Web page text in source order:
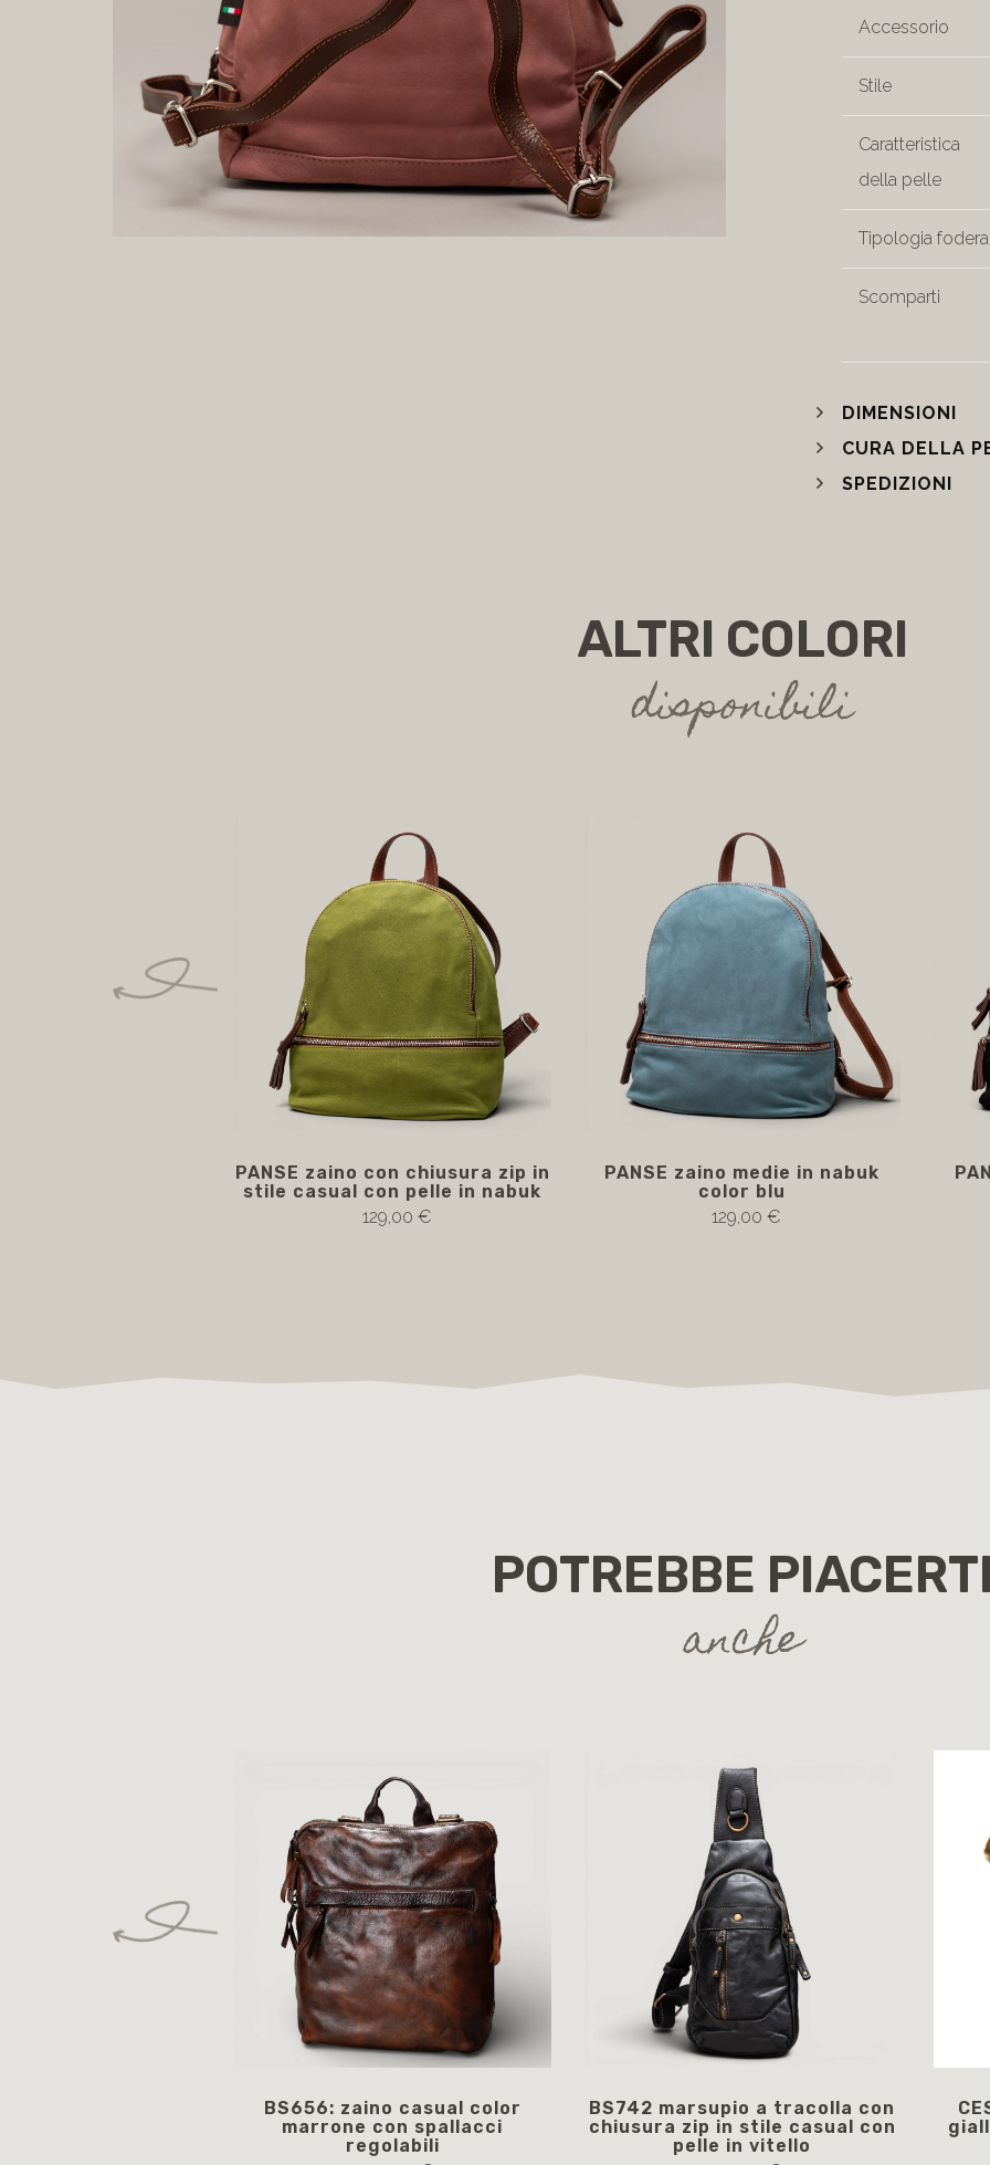
Accessorio
Stile
Caratteristica
della pelle
Tipologia fodera
Scomparti
DIMENSIONI
CURA DELLA
SPEDIZIONI
ALTRI COLORI
disponibili
PANSE zaino con chiusura zip in
stile casual con pelle in nabuk
129,00 €
PANSE zaino medie in nabuk
color blu
129,00 €
POTREBBE PIACERTI
anche
BS656: zaino casual color
marrone con spallacci
regolabili
BS742 marsupio a tracolla con
chiusura zip in stile casual con
pelle in vitello